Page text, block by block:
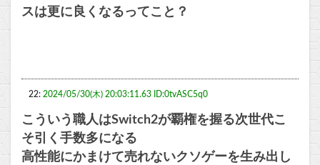
スは更に良くなるってこと？
22: 2024/05/30(木) 20:03:11.63 ID:0tvASC5q0
こういう職人はSwitch2が覇権を握る次世代こ
そ引く手数多になる
高性能にかまけて売れないクソゲーを生み出し